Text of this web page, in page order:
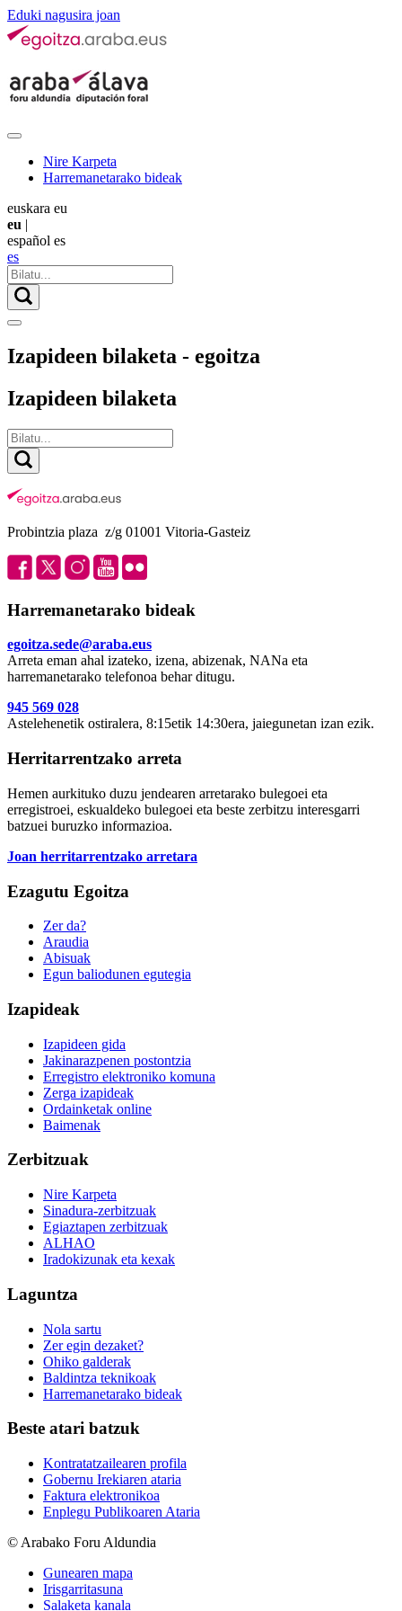
Eduki nagusira joan
Nire Karpeta
Harremanetarako bideak
euskara eu
eu |
español es
es
Izapideen bilaketa - egoitza
Izapideen bilaketa
Probintzia plaza z/g 01001 Vitoria-Gasteiz
Harremanetarako bideak
egoitza.sede@araba.eus
Arreta eman ahal izateko, izena, abizenak, NANa eta
harremanetarako telefonoa behar ditugu.
945 569 028
Astelehenetik ostiralera, 8:15etik 14:30era, jaiegunetan izan ezik.
Herritarrentzako arreta
Hemen aurkituko duzu jendearen arretarako bulegoei eta
erregistroei, eskualdeko bulegoei eta beste zerbitzu interesgarri
batzuei buruzko informazioa.
Joan herritarrentzako arretara
Ezagutu Egoitza
Zer da?
Araudia
Abisuak
Egun baliodunen egutegia
Izapideak
Izapideen gida
Jakinarazpenen postontzia
Erregistro elektroniko komuna
Zerga izapideak
Ordainketak online
Baimenak
Zerbitzuak
Nire Karpeta
Sinadura-zerbitzuak
Egiaztapen zerbitzuak
ALHAO
Iradokizunak eta kexak
Laguntza
Nola sartu
Zer egin dezaket?
Ohiko galderak
Baldintza teknikoak
Harremanetarako bideak
Beste atari batzuk
Kontratatzailearen profila
Gobernu Irekiaren ataria
Faktura elektronikoa
Enplegu Publikoaren Ataria
© Arabako Foru Aldundia
Gunearen mapa
Irisgarritasuna
Salaketa kanala